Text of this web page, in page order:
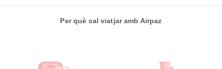
Per què cal viatjar amb Airpaz